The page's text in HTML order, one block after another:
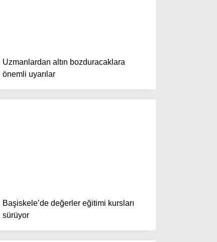
Kişisel Verilerin Korunması
Nöbetçi Eczaneler
Yazı Gönder
Uzmanlardan altın bozduracaklara
önemli uyarılar
Başiskele’de değerler eğitimi kursları
sürüyor